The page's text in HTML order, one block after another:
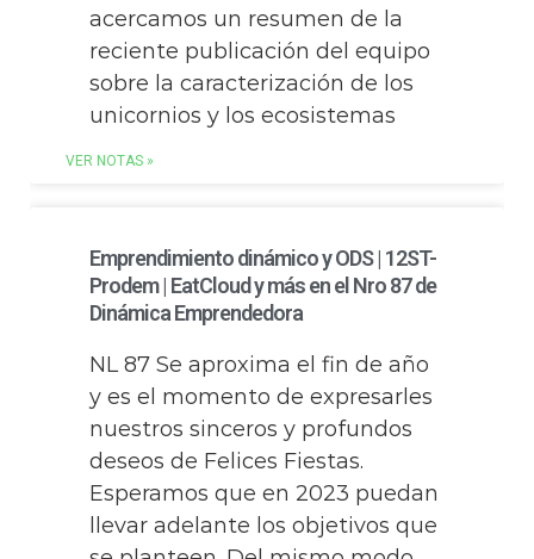
acercamos un resumen de la
reciente publicación del equipo
sobre la caracterización de los
unicornios y los ecosistemas
VER NOTAS »
Emprendimiento dinámico y ODS | 12ST-
Prodem | EatCloud y más en el Nro 87 de
Dinámica Emprendedora
NL 87 Se aproxima el fin de año
y es el momento de expresarles
nuestros sinceros y profundos
deseos de Felices Fiestas.
Esperamos que en 2023 puedan
llevar adelante los objetivos que